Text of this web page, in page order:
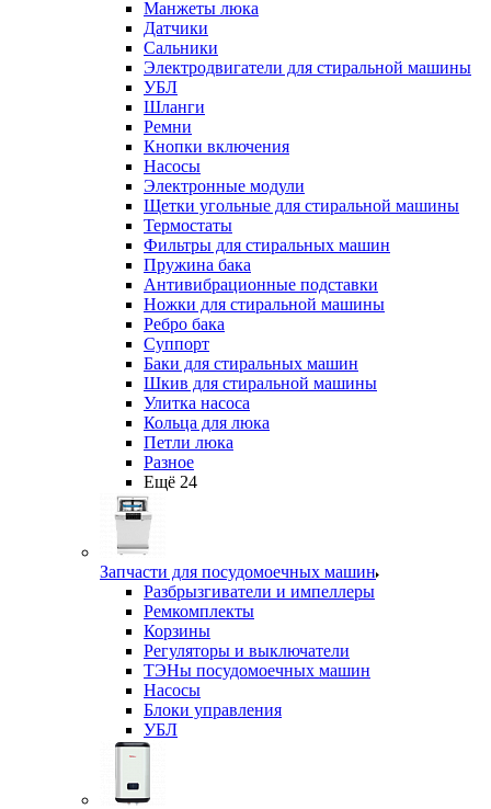
Манжеты люка
Датчики
Сальники
Электродвигатели для стиральной машины
УБЛ
Шланги
Ремни
Кнопки включения
Насосы
Электронные модули
Щетки угольные для стиральной машины
Термостаты
Фильтры для стиральных машин
Пружина бака
Антивибрационные подставки
Ножки для стиральной машины
Ребро бака
Суппорт
Баки для стиральных машин
Шкив для стиральной машины
Улитка насоса
Кольца для люка
Петли люка
Разное
Ещё 24
Запчасти для посудомоечных машин
Разбрызгиватели и импеллеры
Ремкомплекты
Корзины
Регуляторы и выключатели
ТЭНы посудомоечных машин
Насосы
Блоки управления
УБЛ